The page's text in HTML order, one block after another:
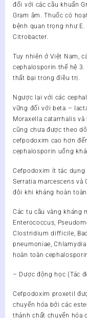
đối với các cầu khuẩn
Gram âm. Thuốc có
bệnh quan trọng như
Citrobacter.
Tuy nhiên ở Việt Nam,
cephalosporin thế hệ
thất bại trong điều trị.
Ngược lại với các
vững đối với beta –
Moraxella catarrhalis
cũng chưa được theo
cefpodoxim cao hơn
cephalosporin uống
Cefpodoxim ít tác dụng
Serratia marcescens
đôi khi kháng hoàn
Các tụ cầu vàng kháng
Enterococcus,
Clostridium difficile,
pneumoniae,
hoàn toàn
– Dược động học (Tác
Cefpodoxim proxetil
chuyển hóa bởi các
thành chất chuyển hóa